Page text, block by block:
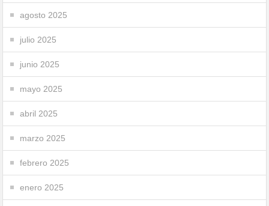
agosto 2025
julio 2025
junio 2025
mayo 2025
abril 2025
marzo 2025
febrero 2025
enero 2025